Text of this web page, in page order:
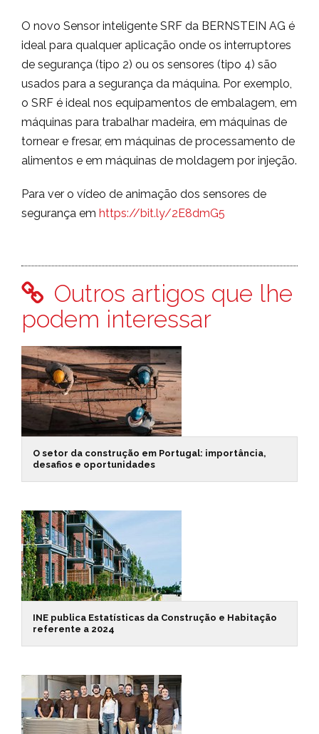
O novo Sensor inteligente SRF da BERNSTEIN AG é
ideal para qualquer aplicação onde os interruptores
de segurança (tipo 2) ou os sensores (tipo 4) são
usados para a segurança da máquina. Por exemplo,
o SRF é ideal nos equipamentos de embalagem, em
máquinas para trabalhar madeira, em máquinas de
tornear e fresar, em máquinas de processamento de
alimentos e em máquinas de moldagem por injeção.
Para ver o vídeo de animação dos sensores de
segurança em https://bit.ly/2E8dmG5
Outros artigos que lhe
podem interessar
O setor da construção em Portugal: importância,
desafios e oportunidades
INE publica Estatísticas da Construção e Habitação
referente a 2024